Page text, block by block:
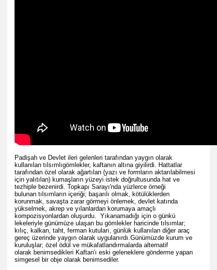
Padişah ve Devlet ileri gelenleri tarafından yaygın olarak
kullanılan tılsımlıgömlekler, kaftanın altına giyilirdi. Hattatlar
tarafından özel olarak ağartılan (yazı ve formların aktarılabilmesi
için yalıtılan) kumaşların yüzeyi istek doğrultusunda hat ve
tezhiple bezenirdi. Topkapı Sarayı'nda yüzlerce örneği
bulunan tılsımların içeriği; başarılı olmak, kötülüklerden
korunmak, savaşta zarar görmeyi önlemek, devlet katında
yükselmek, akrep ve yılanlardan korumaya amaçlı
kompozisyonlardan oluşurdu. Yıkanamadığı için o günkü
lekeleriyle günümüze ulaşan bu gömlekler haricinde tılsımlar;
kılıç, kalkan, taht, ferman kutuları, günlük kullanılan diğer araç
gereç üzerinde yaygın olarak uygulanırdı.Günümüzde kurum ve
kuruluşlar; özel ödül ve mükafatlandırmalarda alternatif
olarak benimsedikleri Kaftan'ı eski geleneklere gönderme yapan
simgesel bir obje olarak benimsediler.